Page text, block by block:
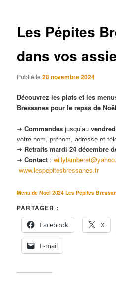
Les Pépites
dans vos
Publié le28 novembre 2024
Découvrez les plats et les
Bressanes pour le repas de
➜Commandesjusqu’au
votre nom, prénom, adresse et
➜ Retraits mardi 24 décembre
➜Contact :
www.lespepitesbressanes.fr
Menu de Noël 2024 Les Pépites
PARTAGER :
Facebook
X
E-mail